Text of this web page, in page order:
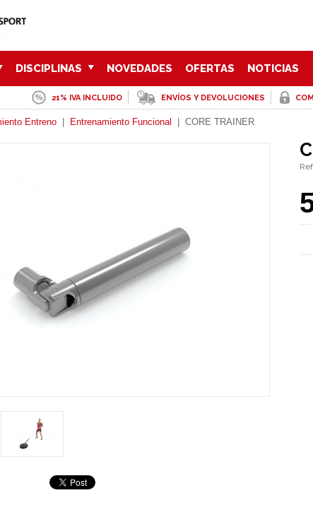
DISCIPLINAS NOVEDADES OFERTAS NOTICIAS
21% IVA INCLUIDO ENVÍOS Y DEVOLUCIONES
Entreno Entrenamiento Funcional CORE TRAINER